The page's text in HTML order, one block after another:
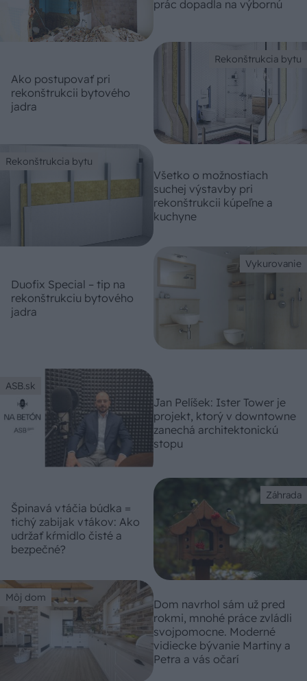
prác dopadla na výbornú
Rekonštrukcia bytu
Ako postupovať pri
rekonštrukcii bytového
jadra
Rekonštrukcia bytu
Všetko o možnostiach
suchej výstavby pri
rekonštrukcii kúpeľne a
kuchyne
Vykurovanie
Duofix Special – tip na
rekonštrukciu bytového
jadra
ASB.sk
Jan Pelíšek: Ister Tower je
projekt, ktorý v downtowne
zanechá architektonickú
stopu
Záhrada
Špinavá vtáčia búdka =
tichý zabijak vtákov: Ako
udržať kŕmidlo čisté a
bezpečné?
Môj dom
Dom navrhol sám už pred
rokmi, mnohé práce zvládli
svojpomocne. Moderné
vidiecke bývanie Martiny a
Petra a vás očarí